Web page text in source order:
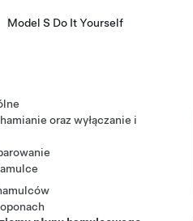
Model S Do It Yourself
oraz wyłączanie i